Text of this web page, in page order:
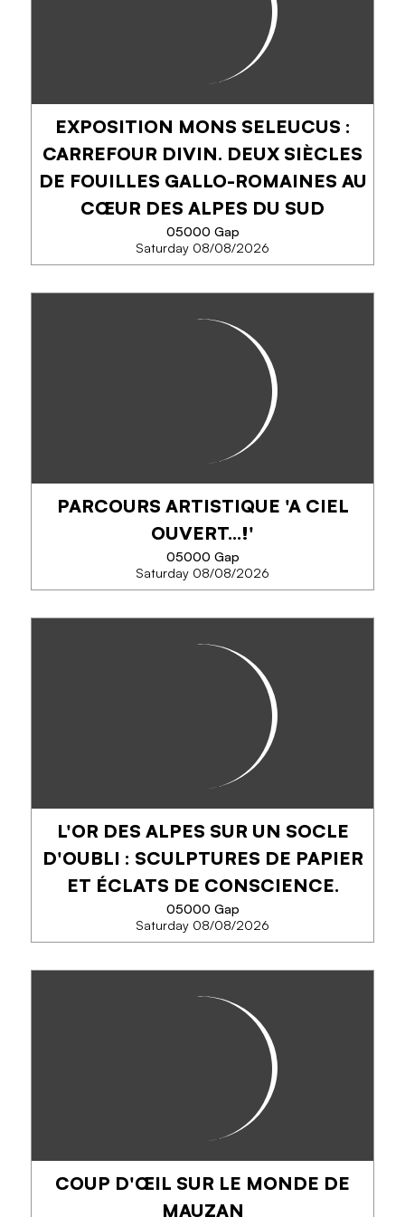
locaux éphémères devenues ateliers d’artistes. Des
lieux de création et de rencontre où les artistes
PHONE
EXPOSITION MONS SELEUCUS :
CARREFOUR DIVIN. DEUX SIÈCLES
DE FOUILLES GALLO-ROMAINES AU
CŒUR DES ALPES DU SUD
05000 Gap
Saturday 08/08/2026
CARREFOUR DIVIN. DEUX
SIÈCLES DE FOUILLES GALLO-
ROMAINES AU CŒUR DES ALPES
Une exposition inédite conçue en partenariat avec
l’Institut national de recherches archéologiques
préventives et le service régional de l’archéologie
PHONE
SEE MORE
PARCOURS ARTISTIQUE 'A CIEL
OUVERT...!'
05000 Gap
Saturday 08/08/2026
Cet été à nouveau, l’art prend ses quartiers dans
les rues de Gap. Pour cette 14ᵉ édition, 8 nouvelles
créations rejoignent les œuvres déjà présentes
PHONE
SEE MORE
L'OR DES ALPES SUR UN SOCLE
D'OUBLI : SCULPTURES DE PAPIER
ET ÉCLATS DE CONSCIENCE.
05000 Gap
Saturday 08/08/2026
D'OUBLI : SCULPTURES DE
À travers ses sculptures de papier aquarellé
rehaussées à la feuille d'or, la plasticienne
MALOOKA réenchante la petite faune de nos
montagnes. Posées sur des boîtes de tôle usagées,
COUP D'ŒIL SUR LE MONDE DE
MAUZAN